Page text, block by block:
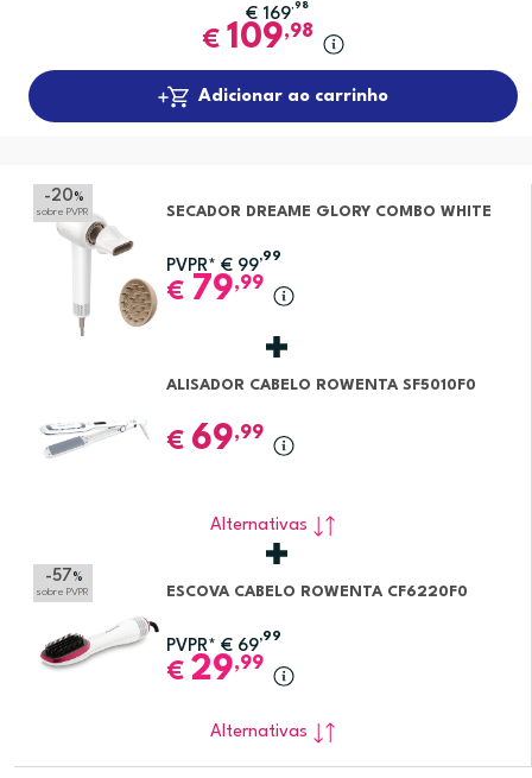
€ 169,98
€ 109,98
Adicionar ao carrinho
-20 %
sobre PVPR SECADOR DREAME GLORY COMBO WHITE
PVPR* € 99
,99
€ 79,99
ALISADOR CABELO ROWENTA SF5010F0
€ 69,99
Alternativas
-57 %
sobre PVPR ESCOVA CABELO ROWENTA CF6220F0
PVPR* € 69
,99
€ 29,99
Alternativas